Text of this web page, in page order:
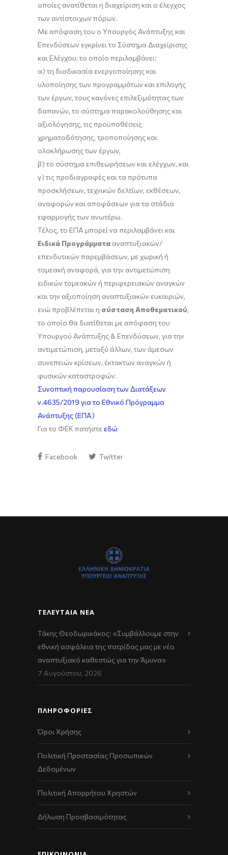
οποίες ανατίθεται η διαχείριση και ο έλεγχος
των αντίστοιχων πόρων.
Με απόφαση του ο Υπουργός Ανάπτυξης και
Επενδύσεων εγκρίνει το Σύστημα Διαχείρισης
και Ελέγχου, το οποίο περιλαμβάνει:
α) τη διαδικασία ενεργοποίησης και
υλοποίησης των προγραμμάτων και επιλογής
των έργων, τους κανόνες επιλεξιμότητας των
δαπανών, το σύστημα παρακολούθησης και
αξιολόγησης, τις προϋποθέσεις
χρηματοδότησης, τροποποίησης και
ολοκλήρωσης των έργων,
β) το σύστημα επιθεωρήσεων και ελέγχων, και
γ) τις προδιαγραφές και τα πρότυπα
προσκλήσεων, τεχνικών δελτίων, εκθέσεων,
αναφορών και αποφάσεων για τα στάδια
εφαρμογής των ανωτέρω.
Τέλος, το ΕΠΑ μπορεί να περιλαμβάνει και
Ειδικά Προγράμματα αναπτυξιακών/
επενδυτικών παρεμβάσεων, με χωρική ή
τομεακή αναφορά, για την αντιμετώπιση
ειδικών τομεακών ή περιφερειακών αναγκών
και την αξιοποίηση αναπτυξιακών ευκαιριών,
ενώ προβλέπεται η σύσταση Αποθεματικού,
το οποίο θα διατίθεται με απόφαση του
Υπουργού Ανάπτυξης & Επενδύσεων, για την
αντιμετώπιση, μεταξύ άλλων, των άμεσων
συνεπειών κρίσεων, έκτακτων αναγκών ή
φυσικών καταστροφών.
Συνοπτική παρουσίαση των Διατάξεων
ν.4635/2019 για το Εθνικό Πρόγραμμα
Ανάπτυξης (ΕΠΑ)
Για το ΦΕΚ πατήστε εδώ
Facebook Twitter
ΤΕΛΕΥΤΑΊΑ ΝΈΑ
Τάκης Θεοδωρικάκος: «Συμβάλλουμε στην
εθνική ασφάλεια της πατρίδας μας με νέο
αναπτυξιακό καθεστώς για την Άμυνα»
7 Αυγούστου, 2026
ΠΛΗΡΟΦΟΡΙΕΣ
Όροι Χρήσης
Πολιτική Προστασίας Προσωπικών
Δεδομένων
Πολιτική Απορρήτου Χρηστών
Δήλωση Προσβασιμότητας